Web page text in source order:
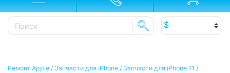
Ремонт Apple / Запчасти для iPhone / Запчасти для iPhone 11 /